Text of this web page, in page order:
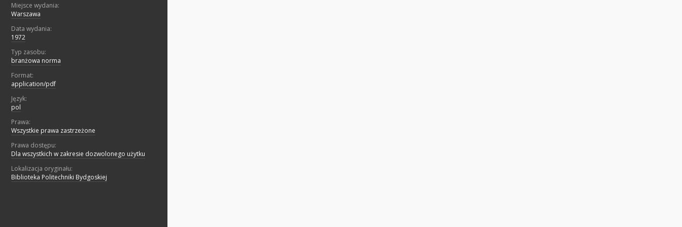
Miejsce wydania:
Warszawa
Data wydania:
1972
Typ zasobu:
branżowa norma
Format:
application/pdf
Język:
pol
Prawa:
Wszystkie prawa zastrzeżone
Prawa dostępu:
Dla wszystkich w zakresie dozwolonego użytku
Lokalizacja oryginału:
Biblioteka Politechniki Bydgoskiej